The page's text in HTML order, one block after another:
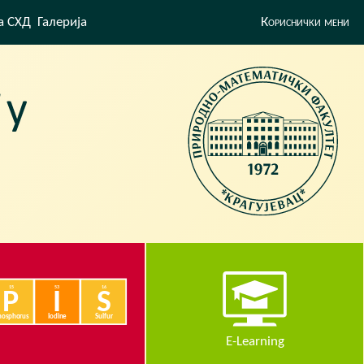
СХД Галерија Кориснички мени
E-Learning